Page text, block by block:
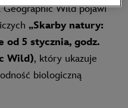
Wild pojawi
„Skarby natury:
5 stycznia, godz.
Wild), który ukazuje
biologiczną